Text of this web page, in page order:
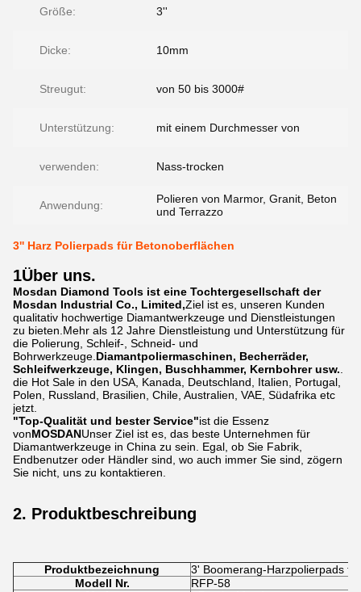
Größe: 3''
Dicke: 10mm
Streugut: von 50 bis 3000#
Unterstützung: mit einem Durchmesser von
verwenden: Nass-trocken
Anwendung:
Polieren von Marmor, Granit, Beton
und Terrazzo
3'' Harz Polierpads für Betonoberflächen
1Über uns.
Mosdan Diamond Tools ist eine Tochtergesellschaft der
Mosdan Industrial Co., Limited,Ziel ist es, unseren Kunden
qualitativ hochwertige Diamantwerkzeuge und Dienstleistungen
zu bieten.Mehr als 12 Jahre Dienstleistung und Unterstützung für
die Polierung, Schleif-, Schneid- und
Bohrwerkzeuge. Diamantpoliermaschinen, Becherräder,
Schleifwerkzeuge, Klingen, Buschhammer, Kernbohrer usw.
die Hot Sale in den USA, Kanada, Deutschland, Italien, Portugal,
Polen, Russland, Brasilien, Chile, Australien, VAE, Südafrika etc
jetzt.
"Top-Qualität und bester Service"ist die Essenz
vonMOSDANUnser Ziel ist es, das beste Unternehmen für
Diamantwerkzeuge in China zu sein. Egal, ob Sie Fabrik,
Endbenutzer oder Händler sind, wo auch immer Sie sind, zögern
Sie nicht, uns zu kontaktieren.
2. Produktbeschreibung
Produktbezeichnung
3' Boomerang-Harzpolierpads
Modell Nr.
RFP-58